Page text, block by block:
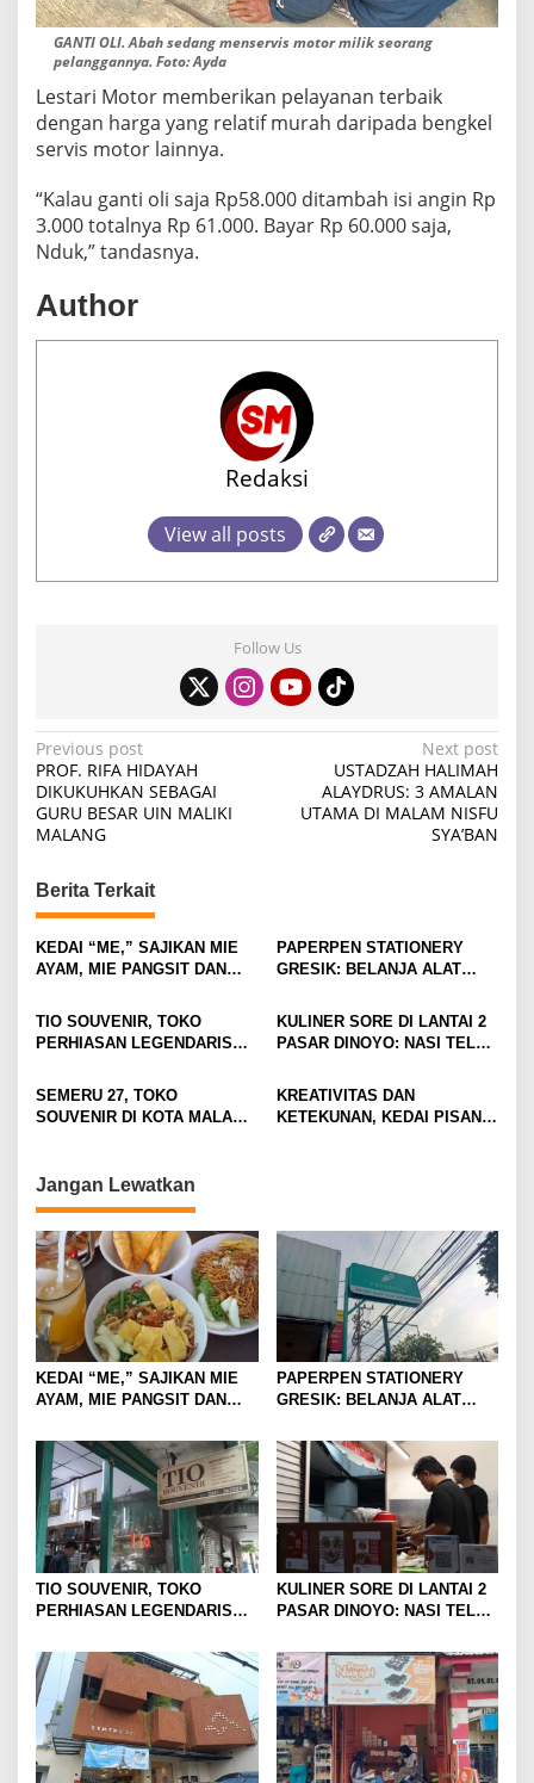
GANTI OLI. Abah sedang menservis motor milik seorang
pelanggannya. Foto: Ayda
Lestari Motor memberikan pelayanan terbaik
dengan harga yang relatif murah daripada bengkel
servis motor lainnya.
“Kalau ganti oli saja Rp58.000 ditambah isi angin Rp
3.000 totalnya Rp 61.000. Bayar Rp 60.000 saja,
Nduk,” tandasnya.
Author
Redaksi
View all posts
Follow Us
P
o
s
n
a
v
g
a
t
i
n
Previous post
PROF. RIFA HIDAYAH
DIKUKUHKAN SEBAGAI
GURU BESAR UIN MALIKI
MALANG
Next post
USTADZAH HALIMAH
ALAYDRUS: 3 AMALAN
UTAMA DI MALAM NISFU
SYA’BAN
Berita Terkait
KEDAI “ME,” SAJIKAN MIE
AYAM, MIE PANGSIT DAN
SAJA
PAPERPEN STATIONERY
GRESIK: BELANJA ALAT
TIO SOUVENIR, TOKO
PERHIASAN LEGENDARIS
KOTA MALANG
KULINER SORE DI LANTAI 2
PASAR DINOYO: NASI TELUR
SEMERU 27, TOKO
SOUVENIR DI KOTA MALANG
DENGAN SUASANA MODERN
KREATIVITAS DAN
KETEKUNAN, KEDAI PISANG
Jangan Lewatkan
KEDAI “ME,” SAJIKAN MIE
AYAM, MIE PANGSIT DAN
SAJA
PAPERPEN STATIONERY
GRESIK: BELANJA ALAT
TIO SOUVENIR, TOKO
PERHIASAN LEGENDARIS
KOTA MALANG
KULINER SORE DI LANTAI 2
PASAR DINOYO: NASI TELUR